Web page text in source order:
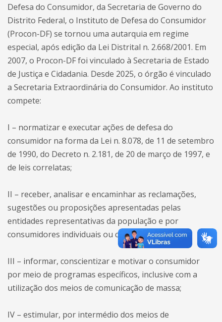
Defesa do Consumidor, da Secretaria de Governo do
Distrito Federal, o Instituto de Defesa do Consumidor
(Procon-DF) se tornou uma autarquia em regime
especial, após edição da Lei Distrital n. 2.668/2001. Em
2007, o Procon-DF foi vinculado à Secretaria de Estado
de Justiça e Cidadania. Desde 2025, o órgão é vinculado
a Secretaria Extraordinária do Consumidor. Ao instituto
compete:
I – normatizar e executar ações de defesa do
consumidor na forma da Lei n. 8.078, de 11 de setembro
de 1990, do Decreto n. 2.181, de 20 de março de 1997, e
de leis correlatas;
II – receber, analisar e encaminhar as reclamações,
sugestões ou proposições apresentadas pelas
entidades representativas da população e por
consumidores individuais ou coletivos;
III – informar, conscientizar e motivar o consumidor
por meio de programas específicos, inclusive com a
utilização dos meios de comunicação de massa;
IV – estimular, por intermédio dos meios de